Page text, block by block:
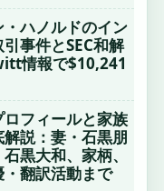
ハノルドのイン
事件とSEC和解
情報で$10,241
フィールと家族
説：妻・石黒朋
黒大和、家柄、
翻訳活動まで